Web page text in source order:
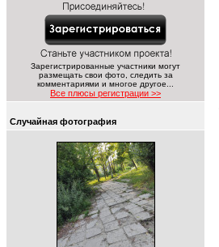
Зарегистрированные участники могут
размещать свои фото, следить за
комментариями и многое другое...
Все плюсы регистрации >>
Случайная фотография